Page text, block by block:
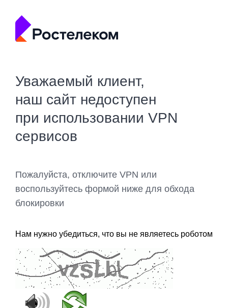
Уважаемый клиент,
наш сайт недоступен
при использовании VPN
сервисов
Пожалуйста, отключите VPN или
воспользуйтесь формой ниже для обхода
блокировки
Нам нужно убедиться, что вы не являетесь роботом